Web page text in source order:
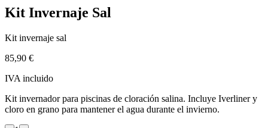
Kit Invernaje Sal
Kit invernaje sal
85,90 €
IVA incluido
Kit invernador para piscinas de cloración salina. Incluye Iverliner y
cloro en grano para mantener el agua durante el invierno.